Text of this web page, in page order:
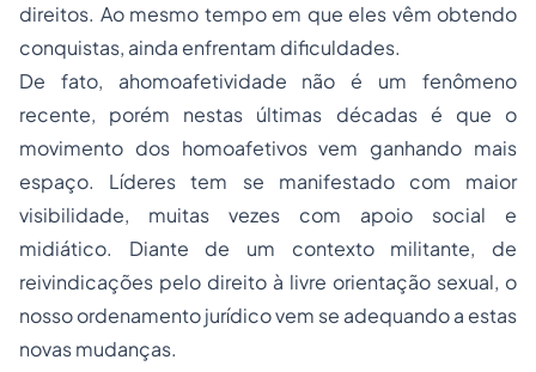
direitos. Ao mesmo tempo em que eles vêm obtendo
conquistas, ainda enfrentam dificuldades.
De fato, ahomoafetividade não é um fenômeno
recente, porém nestas últimas décadas é que o
movimento dos homoafetivos vem ganhando mais
espaço. Líderes tem se manifestado com maior
visibilidade, muitas vezes com apoio social e
midiático. Diante de um contexto militante, de
reivindicações pelo direito à livre orientação sexual, o
nosso ordenamento jurídico vem se adequando a estas
novas mudanças.